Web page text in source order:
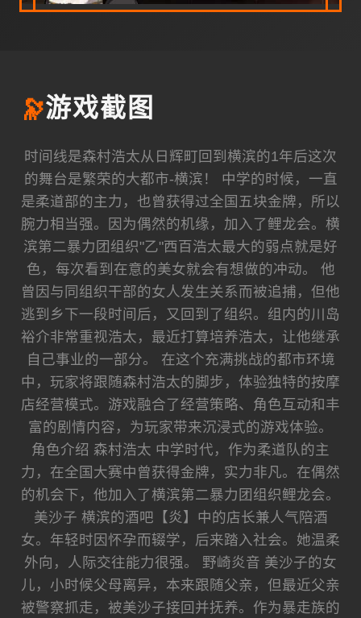
🔭游戏截图
时间线是森村浩太从日辉町回到横滨的1年后这次
的舞台是繁荣的大都市-横滨！ 中学的时候，一直
是柔道部的主力，也曾获得过全国五块金牌，所以
腕力相当强。因为偶然的机缘，加入了鲤龙会。横
滨第二暴力团组织"乙"西百浩太最大的弱点就是好
色，每次看到在意的美女就会有想做的冲动。 他
曾因与同组织干部的女人发生关系而被追捕，但他
逃到乡下一段时间后，又回到了组织。组内的川岛
裕介非常重视浩太，最近打算培养浩太，让他继承
自己事业的一部分。 在这个充满挑战的都市环境
中，玩家将跟随森村浩太的脚步，体验独特的按摩
店经营模式。游戏融合了经营策略、角色互动和丰
富的剧情内容，为玩家带来沉浸式的游戏体验。
角色介绍 森村浩太 中学时代，作为柔道队的主
力，在全国大赛中曾获得金牌，实力非凡。在偶然
的机会下，他加入了横滨第二暴力团组织鲤龙会。
美沙子 横滨的酒吧【炎】中的店长兼人气陪酒
女。年轻时因怀孕而辍学，后来踏入社会。她温柔
外向，人际交往能力很强。 野崎炎音 美沙子的女
儿，小时候父母离异，本来跟随父亲，但最近父亲
被警察抓走，被美沙子接回并抚养。作为暴走族的